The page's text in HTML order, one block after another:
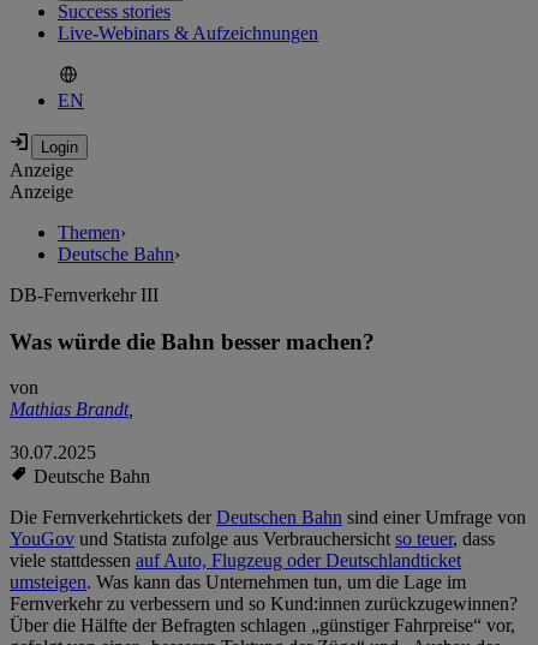
Success stories
Live-Webinars & Aufzeichnungen
EN
Anzeige
Anzeige
Themen›
Deutsche Bahn›
DB-Fernverkehr III
Was würde die Bahn besser machen?
von
Mathias Brandt,
30.07.2025
Deutsche Bahn
Die Fernverkehrtickets derDeutschen Bahn sind einer Umfrage von
YouGov und Statista zufolge aus Verbrauchersichtso teuer, dass
viele stattdessen auf Auto, Flugzeug oder Deutschlandticket
umsteigen. Was kann das Unternehmen tun, um die Lage im
Fernverkehr zu verbessern und so Kund:innen zurückzugewinnen?
Über die Hälfte der Befragten schlagen „günstiger Fahrpreise“ vor,